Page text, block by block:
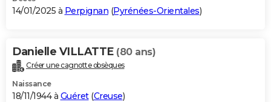
14/01/2025 à Perpignan (Pyrénées-Orientales)
Danielle VILLATTE (80 ans)
Créer une cagnotte obsèques
Naissance
18/11/1944 à Guéret(Creuse)